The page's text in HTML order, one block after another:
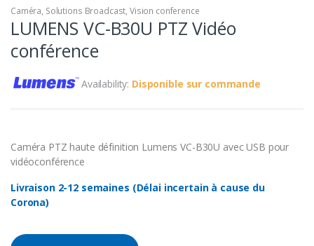
Caméra, Solutions Broadcast, Vision conference
LUMENS VC-B30U PTZ Vidéo
conférence
Availability: Disponible sur commande
Caméra PTZ haute définition Lumens VC-B30U avec USB pour
vidéoconférence
Livraison 2-12 semaines (Délai incertain à cause du
Corona)